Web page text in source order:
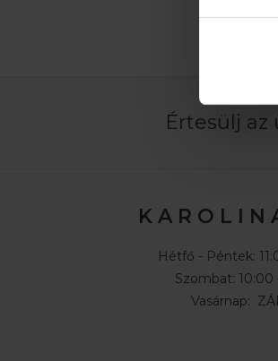
Értesülj az
K A R O L I N
Hétfő - Péntek:
Szombat: 10:00
Vasárnap: